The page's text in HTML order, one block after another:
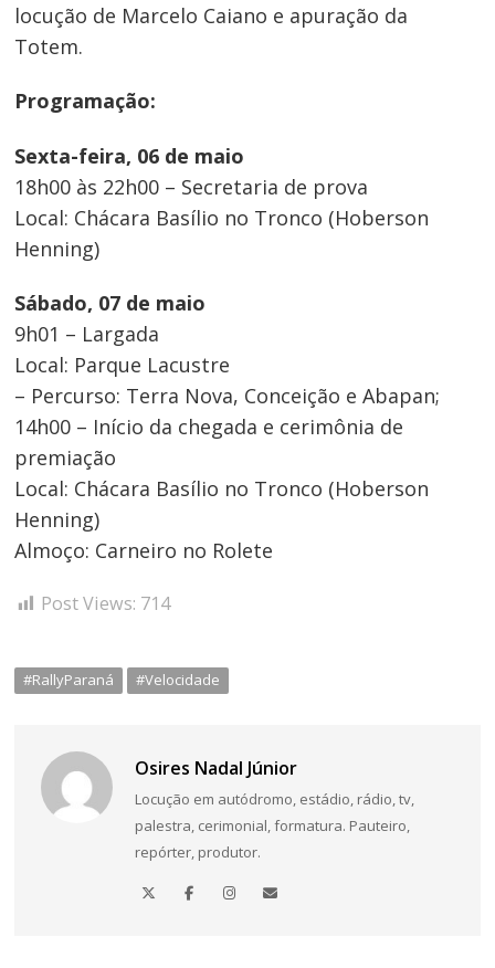
locução de Marcelo Caiano e apuração da
Totem.
Programação:
Sexta-feira, 06 de maio
18h00 às 22h00 – Secretaria de prova
Local: Chácara Basílio no Tronco (Hoberson
Henning)
Sábado, 07 de maio
9h01 – Largada
Local: Parque Lacustre
– Percurso: Terra Nova, Conceição e Abapan;
14h00 – Início da chegada e cerimônia de
premiação
Local: Chácara Basílio no Tronco (Hoberson
Henning)
Almoço: Carneiro no Rolete
Post Views: 714
#RallyParaná #Velocidade
Osires Nadal Júnior
Locução em autódromo, estádio, rádio, tv,
palestra, cerimonial, formatura. Pauteiro,
repórter, produtor.